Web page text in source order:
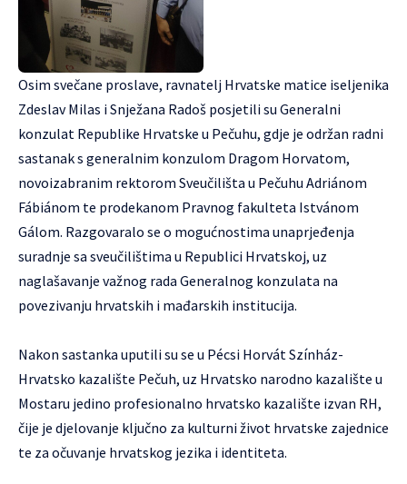
Osim svečane proslave, ravnatelj Hrvatske matice iseljenika
Zdeslav Milas i Snježana Radoš posjetili su Generalni
konzulat Republike Hrvatske u Pečuhu, gdje je održan radni
sastanak s generalnim konzulom Dragom Horvatom,
novoizabranim rektorom Sveučilišta u Pečuhu Adriánom
Fábiánom te prodekanom Pravnog fakulteta Istvánom
Gálom. Razgovaralo se o mogućnostima unaprjeđenja
suradnje sa sveučilištima u Republici Hrvatskoj, uz
naglašavanje važnog rada Generalnog konzulata na
povezivanju hrvatskih i mađarskih institucija.
Nakon sastanka uputili su se u Pécsi Horvát Színház-
Hrvatsko kazalište Pečuh, uz Hrvatsko narodno kazalište u
Mostaru jedino profesionalno hrvatsko kazalište izvan RH,
čije je djelovanje ključno za kulturni život hrvatske zajednice
te za očuvanje hrvatskog jezika i identiteta.